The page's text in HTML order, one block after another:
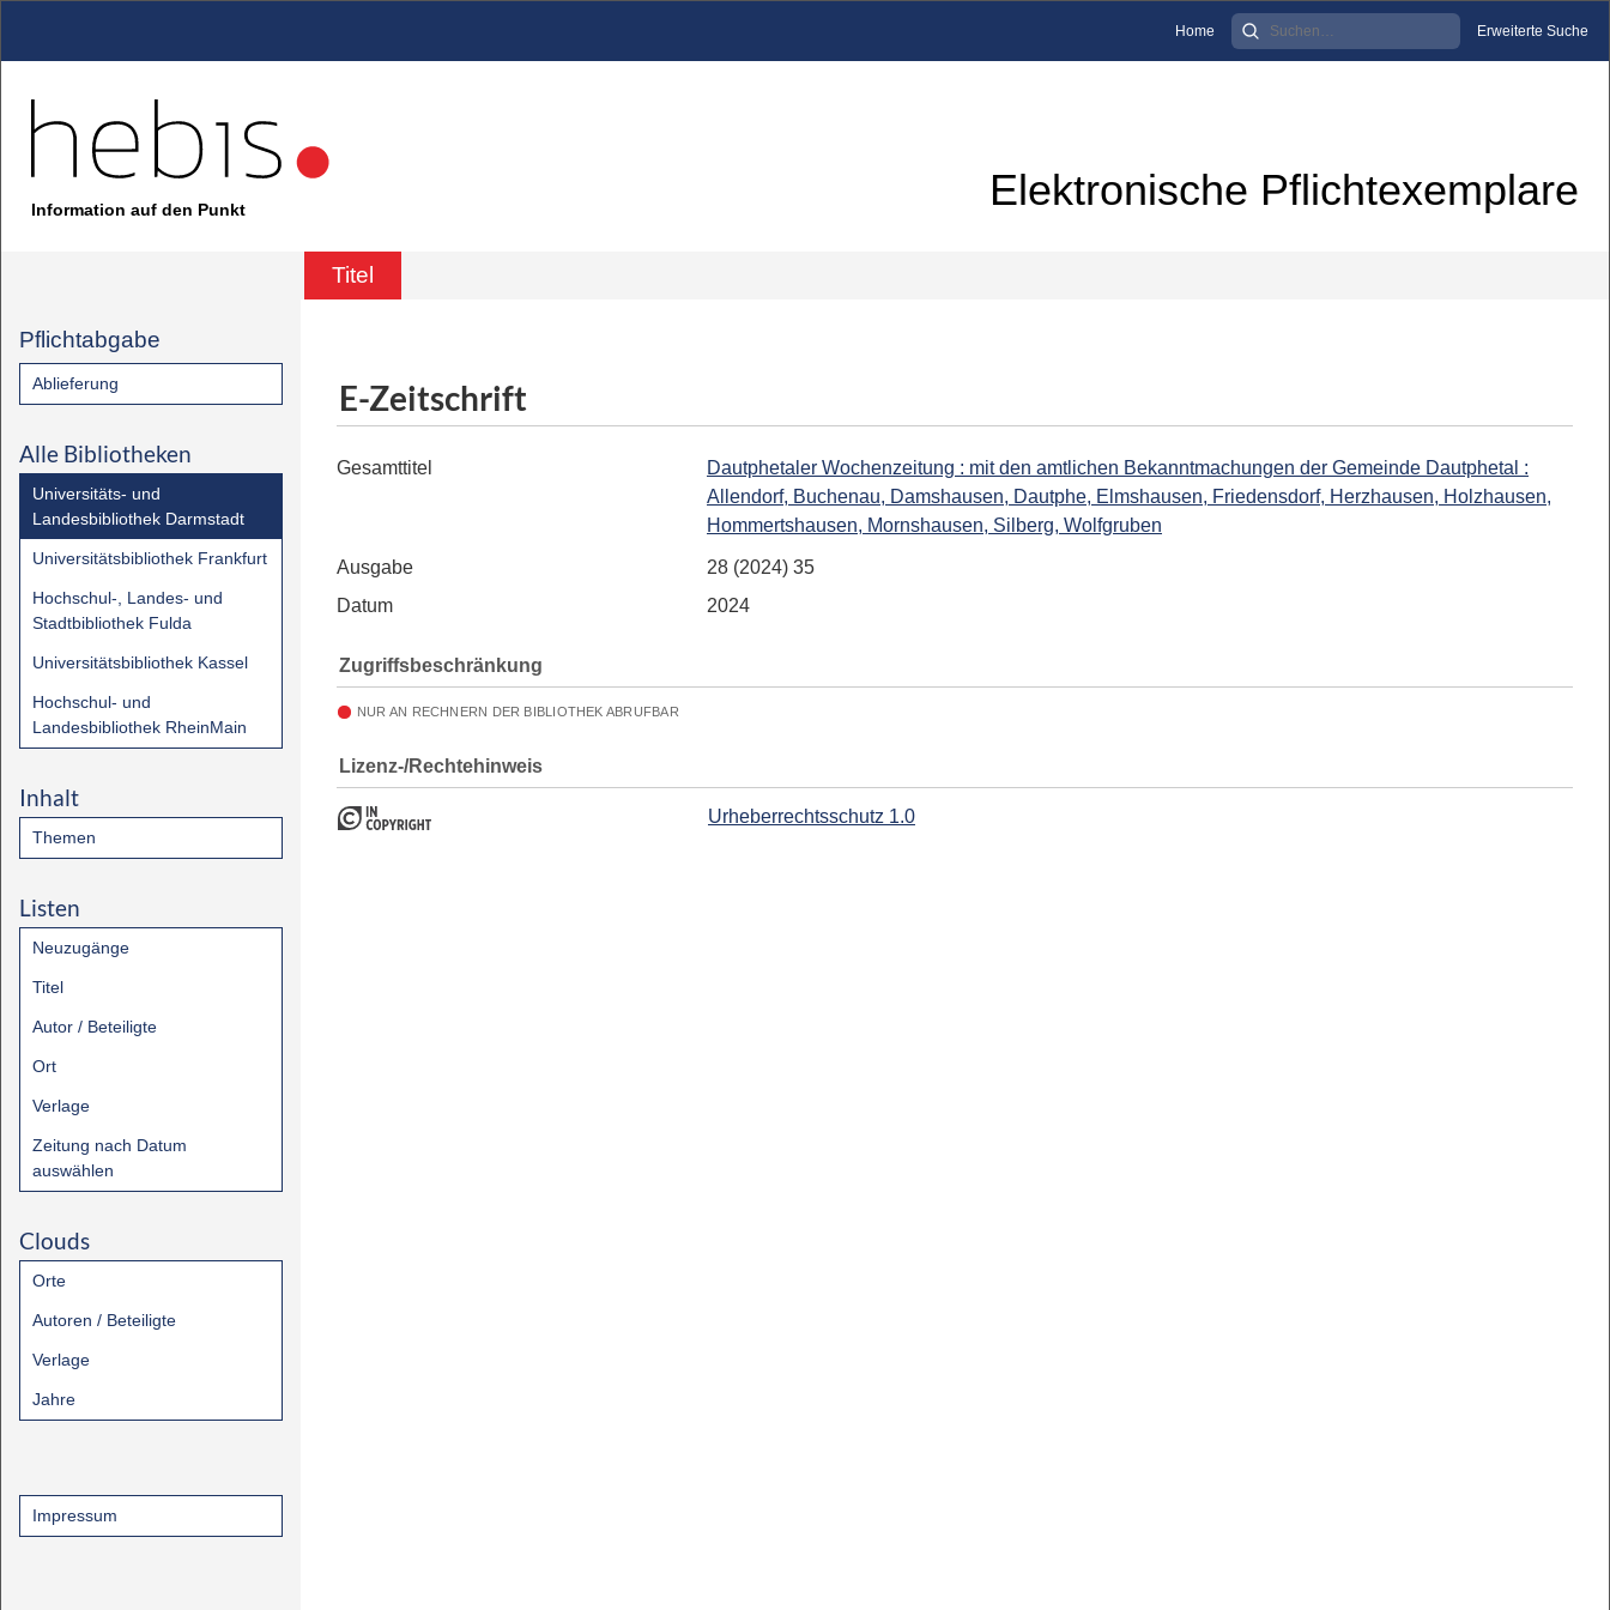
Home Erweiterte Suche
Information auf den Punkt Elektronische Pflichtexemplare
Titel
Pflichtabgabe
Ablieferung
Alle Bibliotheken
Universitäts- und
Landesbibliothek Darmstadt
Universitätsbibliothek Frankfurt
Hochschul-, Landes- und
Stadtbibliothek Fulda
Universitätsbibliothek Kassel
Hochschul- und
Landesbibliothek RheinMain
Inhalt
Themen
Listen
Neuzugänge
Titel
Autor / Beteiligte
Ort
Verlage
Zeitung nach Datum
auswählen
Clouds
Orte
Autoren / Beteiligte
Verlage
Jahre
Impressum
E-Zeitschrift
Gesamttitel
Dautphetaler Wochenzeitung : mit den amtlichen Bekanntmachungen der Gemeinde Dautphetal :
Allendorf, Buchenau, Damshausen, Dautphe, Elmshausen, Friedensdorf, Herzhausen, Holzhausen,
Hommertshausen, Mornshausen, Silberg, Wolfgruben
Ausgabe
28 (2024) 35
Datum
2024
Zugriffsbeschränkung
NUR AN RECHNERN DER BIBLIOTHEK ABRUFBAR
Lizenz-/Rechtehinweis
Urheberrechtsschutz 1.0